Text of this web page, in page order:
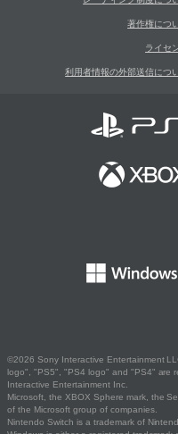
著作権につ
ライセ
利用者情報の外部送信につ
©2026 Sony Interactive Entertainment
logo", "PS5", "PS4 logo" and "PS4" are
Interactive Entertainment Inc.
Microsoft, the XBOX Sphere mark, the
of the Microsoft group of companies.
Nintendo Switch is a trademark of